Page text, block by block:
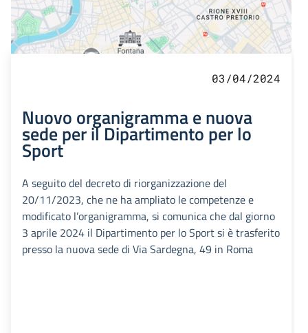
03/04/2024
Nuovo organigramma e nuova
sede per il Dipartimento per lo
Sport
A seguito del decreto di riorganizzazione del
20/11/2023, che ne ha ampliato le competenze e
modificato l’organigramma, si comunica che dal giorno
3 aprile 2024 il Dipartimento per lo Sport si è trasferito
presso la nuova sede di Via Sardegna, 49 in Roma